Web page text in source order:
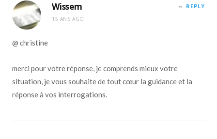
Wissem
15 ANS AGO
REPLY
@ christine
merci pour votre réponse, je comprends mieux votre
situation, je vous souhaite de tout cœur la guidance et la
réponse à vos interrogations.